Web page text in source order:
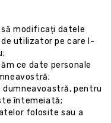
modificați datele
utilizator pe care l-
ce date personale
pentru
întemeiată;
folosite sau a